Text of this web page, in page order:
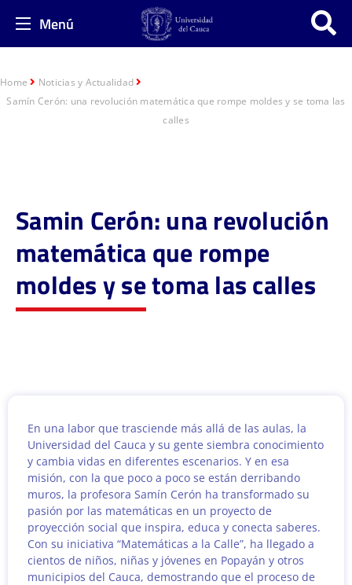
Menú
Home
Noticias y Actualidad
Samín Cerón: una revolución matemática que rompe moldes y se toma las
calles
Samin Cerón: una revolución
matemática que rompe
moldes y se toma las calles
En una labor que trasciende más allá de las aulas, la
Universidad del Cauca y su gente siembra conocimiento
y cambia vidas en diferentes escenarios. Y en esa
misión, con la que poco a poco se están derribando
muros, la profesora Samín Cerón ha transformado su
pasión por las matemáticas en un proyecto de
proyección social que inspira, educa y conecta saberes.
Con su iniciativa “Matemáticas a la Calle”, ha llegado a
cientos de niños, niñas y jóvenes en Popayán y otros
municipios del Cauca, demostrando que el proceso de